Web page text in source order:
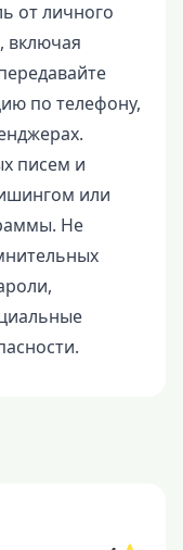
от личного
включая
по телефону,
писем и
или
Не